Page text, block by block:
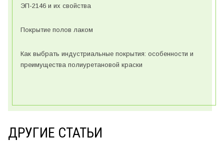
ЭП-2146 и их свойства
Покрытие полов лаком
Как выбрать индустриальные покрытия: особенности и
преимущества полиуретановой краски
ДРУГИЕ СТАТЬИ